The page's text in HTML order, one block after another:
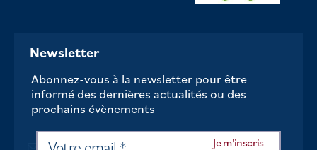
Newsletter
Abonnez-vous à la newsletter pour être
informé des dernières actualités ou des
prochains évènements